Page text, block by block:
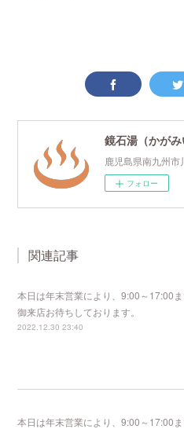
鹿児島県南九州
フォロー
関連記事
本日は年末営業により、9:00～17:00
御来店お待ちしております。
2022.12.30 23:40
本日は年末営業により、9:00～17:00